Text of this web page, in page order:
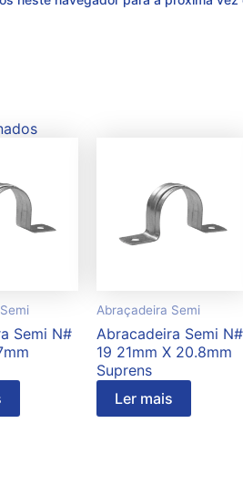
Semi N#
Abraçadeira Semi
Abracadeira Semi N#
19 21mm X 20.8mm
Suprens
Ler mais